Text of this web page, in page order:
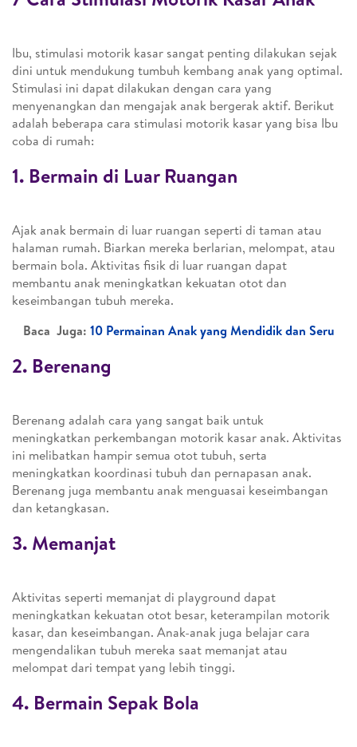
Ibu, stimulasi motorik kasar sangat penting dilakukan sejak
dini untuk mendukung tumbuh kembang anak yang optimal.
Stimulasi ini dapat dilakukan dengan cara yang
menyenangkan dan mengajak anak bergerak aktif. Berikut
adalah beberapa cara stimulasi motorik kasar yang bisa Ibu
coba di rumah:
1. Bermain di Luar Ruangan
Ajak anak bermain di luar ruangan seperti di taman atau
halaman rumah. Biarkan mereka berlarian, melompat, atau
bermain bola. Aktivitas fisik di luar ruangan dapat
membantu anak meningkatkan kekuatan otot dan
keseimbangan tubuh mereka.
Baca Juga: 10 Permainan Anak yang Mendidik dan Seru
2. Berenang
Berenang adalah cara yang sangat baik untuk
meningkatkan perkembangan motorik kasar anak. Aktivitas
ini melibatkan hampir semua otot tubuh, serta
meningkatkan koordinasi tubuh dan pernapasan anak.
Berenang juga membantu anak menguasai keseimbangan
dan ketangkasan.
3. Memanjat
Aktivitas seperti memanjat di playground dapat
meningkatkan kekuatan otot besar, keterampilan motorik
kasar, dan keseimbangan. Anak-anak juga belajar cara
mengendalikan tubuh mereka saat memanjat atau
melompat dari tempat yang lebih tinggi.
4. Bermain Sepak Bola